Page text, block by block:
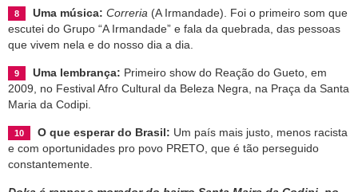
Uma música: Correria (A Irmandade). Foi o primeiro som que
escutei do Grupo “A Irmandade” e fala da quebrada, das pessoas
que vivem nela e do nosso dia a dia.
Uma lembrança: Primeiro show do Reação do Gueto, em
2009, no Festival Afro Cultural da Beleza Negra, na Praça da Santa
Maria da Codipi.
O que esperar do Brasil: Um país mais justo, menos racista
e com oportunidades pro povo PRETO, que é tão perseguido
constantemente.